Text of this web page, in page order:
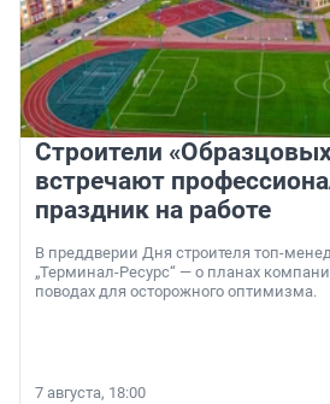
Строители
встречают
праздник на работе
В преддверии Дня строителя топ-
„Терминал-Ресурс“ — о планах
поводах для осторожного оптимизма.
7 августа, 18:00